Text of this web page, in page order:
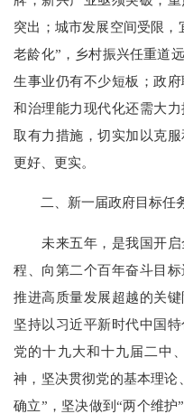
突出；城市发展空间受限，
老龄化”，乡村振兴任重道
生事业仍有不少短板；政
和治理能力现代化还需大
取有力措施，切实加以克
更好、更实。
二、新一届政府目标任
未来五年，是我国开启
程、向第二个百年奋斗目
推进高质量发展超越的关
坚持以习近平新时代中国
党的十九大和十九届二中
神，坚决贯彻党的基本理论
确立”，坚决做到“两个维